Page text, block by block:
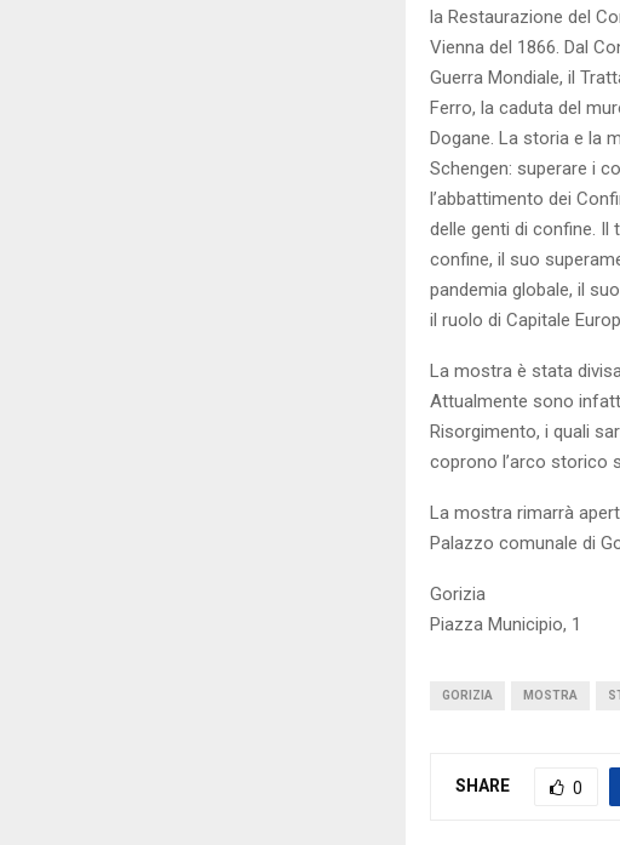
la Restaurazione del
Vienna del 1866. Dal
Guerra Mondiale, il
Ferro, la caduta del
Dogane. La storia e la
Schengen: superare i
l’abbattimento dei
delle genti di confine. Il
confine, il suo
pandemia globale, il
il ruolo di Capitale
La mostra è stata
Attualmente sono
Risorgimento, i quali
coprono l’arco storico
La mostra rimarrà
Palazzo comunale di
Gorizia
Piazza Municipio, 1
GORIZIA MOSTRA
SHARE 0